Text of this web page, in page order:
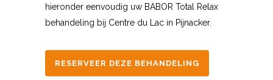
hieronder eenvoudig uw BABOR Total Relax
behandeling bij Centre du Lac in Pijnacker.
RESERVEER DEZE BEHANDELING